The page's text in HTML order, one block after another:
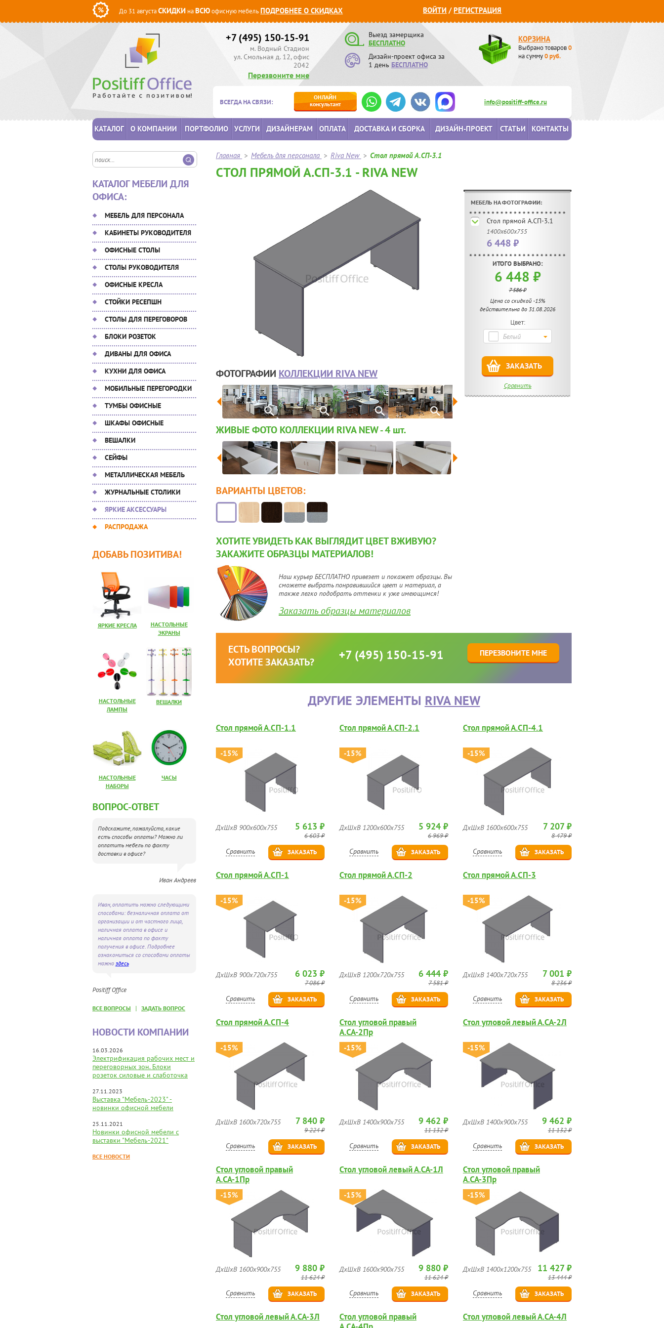
До 31 августаСКИДКИ наВСЮофисную мебельПОДРОБНЕЕ О СКИДКАХ ВОЙТИ /РЕГИСТРАЦИЯ
+7 (495) 150-15-91
м. Водный Стадион
ул. Смольная д. 12, офис
2042
Перезвоните мне
Выезд замерщика
БЕСПЛАТНО
Дизайн-проект офиса за
1 день БЕСПЛАТНО
КОРЗИНА
Выбрано товаров0
на сумму0руб.
ВСЕГДА НА СВЯЗИ:
ОНЛАЙН
консультант
info@positiff-office.ru
КАТАЛОГ О КОМПАНИИ ПОРТФОЛИО УСЛУГИ ДИЗАЙНЕРАМ ОПЛАТА ДОСТАВКА И СБОРКА ДИЗАЙН-ПРОЕКТ СТАТЬИ КОНТАКТЫ
КАТАЛОГ МЕБЕЛИ ДЛЯ
ОФИСА:
МЕБЕЛЬ ДЛЯ ПЕРСОНАЛА
КАБИНЕТЫ РУКОВОДИТЕЛЯ
ОФИСНЫЕ СТОЛЫ
СТОЛЫ РУКОВОДИТЕЛЯ
ОФИСНЫЕ КРЕСЛА
СТОЙКИ РЕСЕПШН
СТОЛЫ ДЛЯ ПЕРЕГОВОРОВ
БЛОКИ РОЗЕТОК
ДИВАНЫ ДЛЯ ОФИСА
КУХНИ ДЛЯ ОФИСА
МОБИЛЬНЫЕ ПЕРЕГОРОДКИ
ТУМБЫ ОФИСНЫЕ
ШКАФЫ ОФИСНЫЕ
ВЕШАЛКИ
СЕЙФЫ
МЕТАЛЛИЧЕСКАЯ МЕБЕЛЬ
ЖУРНАЛЬНЫЕ СТОЛИКИ
ЯРКИЕ АКСЕССУАРЫ
РАСПРОДАЖА
ДОБАВЬ ПОЗИТИВА!
ЯРКИЕ КРЕСЛА
НАСТОЛЬНЫЕ
ЭКРАНЫ
НАСТОЛЬНЫЕ
ЛАМПЫ
ВЕШАЛКИ
НАСТОЛЬНЫЕ
НАБОРЫ
ЧАСЫ
ВОПРОС-ОТВЕТ
Подскажите, пожалуйста, какие
есть способы оплаты? Можно ли
оплатить мебель по факту
доставки в офисе?
Иван Андреев
Иван, оплатить можно следующими
способами: безналичная оплата от
организации и от частного лица,
наличная оплата в офисе и
наличная оплата по факту
получения в офисе. Подробнее
ознакомиться со способами оплаты
можно здесь
Positiff Office
ВСЕ ВОПРОСЫ | ЗАДАТЬ ВОПРОС
НОВОСТИ КОМПАНИИ
16.03.2026
Электрификация рабочих мест и
переговорных зон. Блоки
розеток силовые и слаботочка
27.11.2023
Выставка "Мебель-2023" -
новинки офисной мебели
25.11.2021
Новинки офисной мебели с
выставки "Мебель-2021"
ВСЕ НОВОСТИ
Главная > Мебель для персонала > Riva New > Стол прямой А.СП-3.1
СТОЛ ПРЯМОЙ А.СП-3.1 - RIVA NEW
ФОТОГРАФИИ КОЛЛЕКЦИИ RIVA NEW
ЖИВЫЕ ФОТО КОЛЛЕКЦИИ RIVA NEW - 4 шт.
МЕБЕЛЬ НА ФОТОГРАФИИ:
Стол прямой А.СП-3.1
1400х600х755
6 448 ₽
ИТОГО ВЫБРАНО:
6 448 ₽
7 586 ₽
Цена со скидкой -15%
действительна до 31.08.2026
Цвет:
Белый
ЗАКАЗАТЬ
Сравнить
ВАРИАНТЫ ЦВЕТОВ:
ХОТИТЕ УВИДЕТЬ КАК ВЫГЛЯДИТ ЦВЕТ ВЖИВУЮ?
ЗАКАЖИТЕ ОБРАЗЦЫ МАТЕРИАЛОВ!
Наш курьер БЕСПЛАТНО привезет и покажет образцы. Вы
сможете выбрать понравившийся цвет и материал, а
также легко подобрать оттенки к уже имеющимся!
Заказать образцы материалов
ЕСТЬ ВОПРОСЫ?
ХОТИТЕ ЗАКАЗАТЬ?
+7 (495) 150-15-91 ПЕРЕЗВОНИТЕ МНЕ
ДРУГИЕ ЭЛЕМЕНТЫ RIVA NEW
Стол прямой А.СП-1.1
-15%
ДхШхВ 900х600х755 5 613 ₽
6 603 ₽
Сравнить ЗАКАЗАТЬ
Стол прямой А.СП-2.1
-15%
ДхШхВ 1200х600х755 5 924 ₽
6 969 ₽
Сравнить ЗАКАЗАТЬ
Стол прямой А.СП-4.1
-15%
ДхШхВ 1600х600х755 7 207 ₽
8 479 ₽
Сравнить ЗАКАЗАТЬ
Стол прямой А.СП-1
-15%
ДхШхВ 900х720х755 6 023 ₽
7 086 ₽
Сравнить ЗАКАЗАТЬ
Стол прямой А.СП-2
-15%
ДхШхВ 1200х720х755 6 444 ₽
7 581 ₽
Сравнить ЗАКАЗАТЬ
Стол прямой А.СП-3
-15%
ДхШхВ 1400х720х755 7 001 ₽
8 236 ₽
Сравнить ЗАКАЗАТЬ
Стол прямой А.СП-4
-15%
ДхШхВ 1600х720х755 7 840 ₽
9 224 ₽
Сравнить ЗАКАЗАТЬ
Стол угловой правый
А.СА-2Пр
-15%
ДхШхВ 1400х900х755 9 462 ₽
11 132 ₽
Сравнить ЗАКАЗАТЬ
Стол угловой левый А.СА-2Л
-15%
ДхШхВ 1400х900х755 9 462 ₽
11 132 ₽
Сравнить ЗАКАЗАТЬ
Стол угловой правый
А.СА-1Пр
-15%
ДхШхВ 1600х900х755 9 880 ₽
11 624 ₽
Сравнить ЗАКАЗАТЬ
Стол угловой левый А.СА-1Л
-15%
ДхШхВ 1600х900х755 9 880 ₽
11 624 ₽
Сравнить ЗАКАЗАТЬ
Стол угловой правый
А.СА-3Пр
-15%
ДхШхВ 1400х1200х755 11 427 ₽
13 444 ₽
Сравнить ЗАКАЗАТЬ
Стол угловой левый А.СА-3Л
Стол угловой правый
Стол угловой левый А.СА-4Л